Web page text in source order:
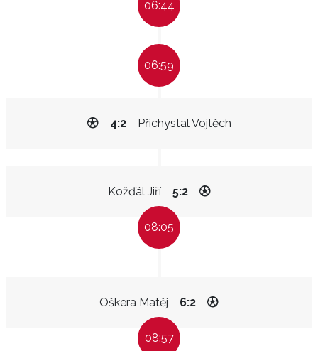
06:44
06:59
Přichystal Vojtěch
4:2
Kožďál Jiří 5:2
08:05
Oškera Matěj 6:2
08:57